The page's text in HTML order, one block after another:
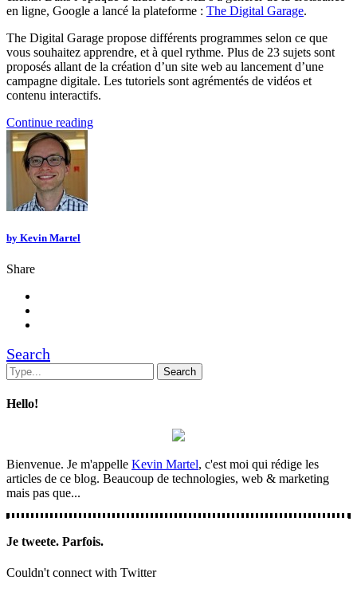
en ligne, Google a lancé la plateforme : The Digital Garage.
The Digital Garage propose différents programmes selon ce que
vous souhaitez apprendre, et à quel rythme. Plus de 23 sujets sont
proposés allant de la création d’un site web au lancement d’une
campagne digitale. Les tutoriels sont agrémentés de vidéos et
contenu interactifs.
Continue reading
by Kevin Martel
Share
Search
Hello!
Bienvenue. Je m'appelle Kevin Martel, c'est moi qui rédige les
articles de ce blog. Beaucoup de technologies, web & marketing
mais pas que...
Je tweete. Parfois.
Couldn't connect with Twitter